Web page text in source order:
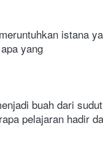
istana
yang
buah dari
pelajaran hadir